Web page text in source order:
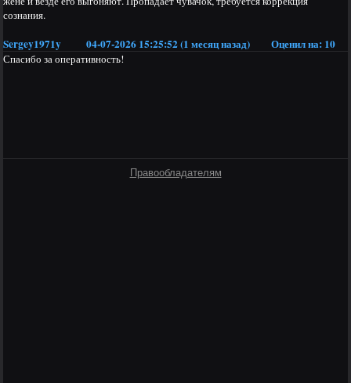
сознания.
Sergey1971y 04-07-2026 15:25:52 (1 месяц назад) Оценил на: 10
Спасибо за оперативность!
Правообладателям